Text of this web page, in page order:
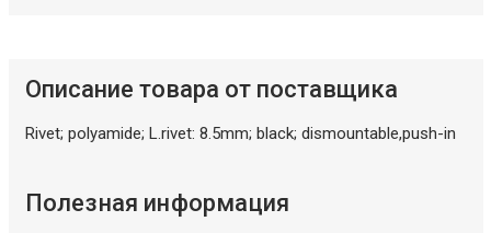
Описание товара от поставщика
Rivet; polyamide; L.rivet: 8.5mm; black; dismountable,push-in
Полезная информация